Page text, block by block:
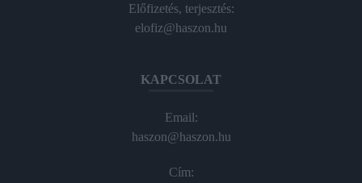
Előfizetés, terjesztés:
elofiz@haszon.hu
KAPCSOLAT
Email:
haszon@haszon.hu
Cím: